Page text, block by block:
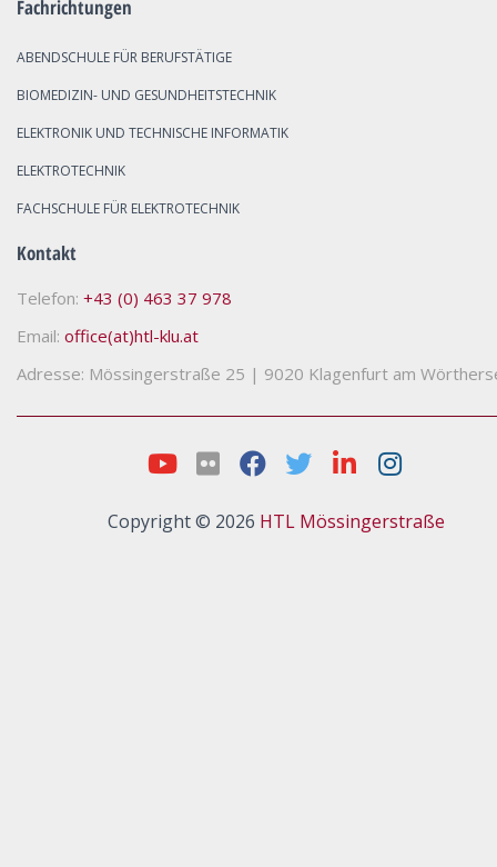
Fachrichtungen
ABENDSCHULE FÜR BERUFSTÄTIGE
BIOMEDIZIN- UND GESUNDHEITSTECHNIK
ELEKTRONIK UND TECHNISCHE INFORMATIK
ELEKTROTECHNIK
FACHSCHULE FÜR ELEKTROTECHNIK
Kontakt
Telefon: +43 (0) 463 37 978
Email: office(at)htl-klu.at
Adresse: Mössingerstraße 25 | 9020 Klagenfurt am
Copyright © 2026 HTL Mössingerstraße